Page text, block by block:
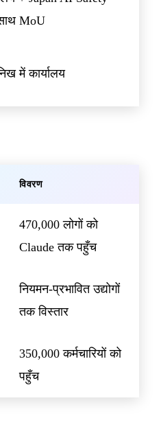
MoU
में कार्यालय
विवरण
470,000 लोगों को
Claude तक पहुँच
नियमन-प्रभावित उद्योगों
तक विस्तार
350,000 कर्मचारियों को
पहुँच